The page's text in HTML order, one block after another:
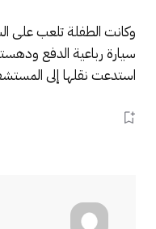
وكانت الطفلة تلعب على
سيارة رباعية الدفع
استدعت نقلها إلى